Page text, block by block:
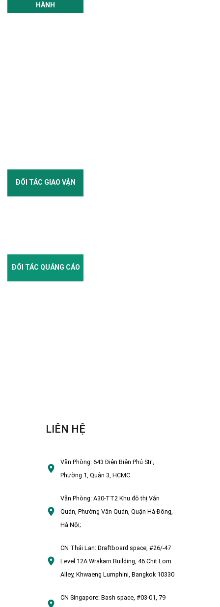
HÀNH
ĐỐI TÁC GIAO VẬN
ĐỐI TÁC QUẢNG CÁO
LIÊN HỆ
Văn Phòng:643 Điện Biên Phủ Str.,
Phường 1, Quận 3, HCMC
Văn Phòng:A30-TT2 Khu đô thị Văn
Quán, Phường Văn Quán, Quận Hà Đông,
Hà Nội;
CN Thái Lan: Draftboard space, #26/-47
Level 12A Wrakarn Building, 46 Chit Lom
Alley, Khwaeng Lumphini, Bangkok 10330
CN Singapore: Bash space, #03-01, 79